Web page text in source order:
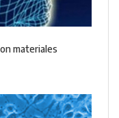
materiales